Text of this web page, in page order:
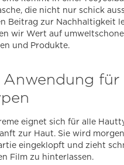
die nicht nur schick
Beitrag zur Nachhaltigkeit
wir Wert auf
und Produkte.
Anwendung für
eignet sich für alle
zur Haut. Sie wird
eingeklopft und zieht
Film zu hinterlassen.